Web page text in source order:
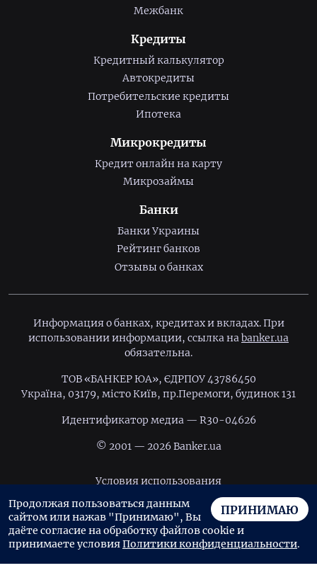
Межбанк
Кредиты
Кредитный калькулятор
Автокредиты
Потребительские кредиты
Ипотека
Микрокредиты
Кредит онлайн на карту
Микрозаймы
Банки
Банки Украины
Рейтинг банков
Отзывы о банках
Информация о банках, кредитах и вкладах. При
использовании информации, ссылка на banker.ua
обязательна.
ТОВ «БАНКЕР ЮА», ЄДРПОУ 43786450
Україна, 03179, місто Київ, пр.Перемоги, будинок 131
Идентификатор медиа — R30-04626
© 2001 — 2026 Banker.ua
Условия использования
Политика конфиденциальности
Пользовательское соглашение
ПРИНИМАЮ
Продолжая пользоваться данным
сайтом или нажав "Принимаю", Вы
даёте согласие на обработку файлов cookie и
принимаете условияПолитики конфиденциальности.